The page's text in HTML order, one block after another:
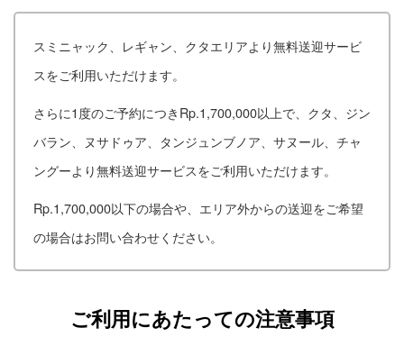
スミニャック、レギャン、クタエリアより無料送迎サービ
スをご利用いただけます。
さらに1度のご予約につきRp.1,700,000以上で、クタ、ジン
バラン、ヌサドゥア、タンジュンブノア、サヌール、チャ
ングーより無料送迎サービスをご利用いただけます。
Rp.1,700,000以下の場合や、エリア外からの送迎をご希望
の場合はお問い合わせください。
ご利用にあたっての注意事項